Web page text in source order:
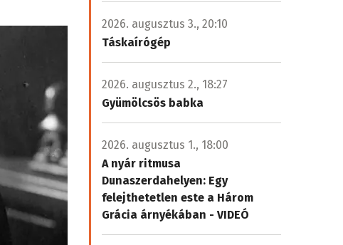
2026. augusztus 3., 20:10
Táskaírógép
2026. augusztus 2., 18:27
Gyümölcsös babka
2026. augusztus 1., 18:00
A nyár ritmusa
Dunaszerdahelyen: Egy
felejthetetlen este a Három
Grácia árnyékában - VIDEÓ